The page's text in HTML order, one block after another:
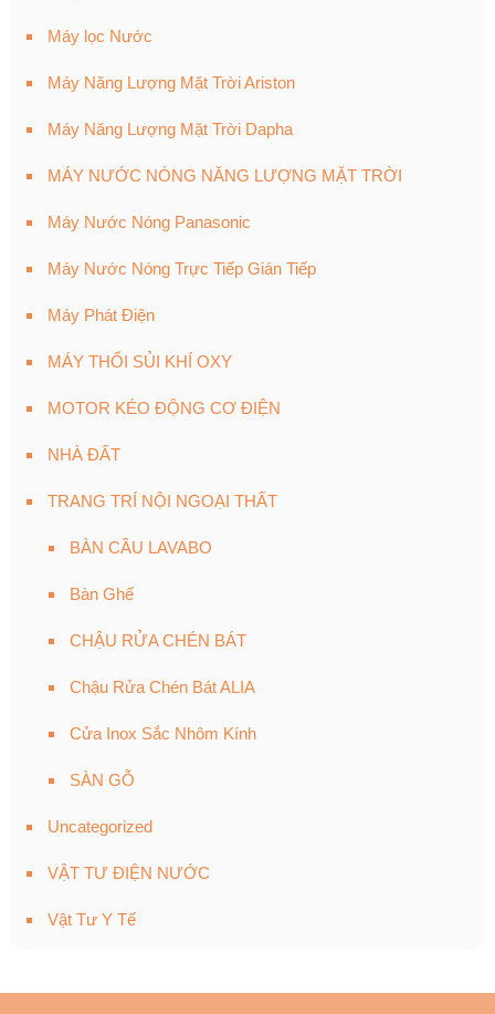
Máy lọc Nước
Máy Năng Lượng Mặt Trời Ariston
Máy Năng Lượng Mặt Trời Dapha
MÁY NƯỚC NÓNG NĂNG LƯỢNG MẶT TRỜI
Máy Nước Nóng Panasonic
Máy Nước Nóng Trực Tiếp Gián Tiếp
Máy Phát Điện
MÁY THỔI SỦI KHÍ OXY
MOTOR KÉO ĐỘNG CƠ ĐIỆN
NHÀ ĐẤT
TRANG TRÍ NỘI NGOẠI THẤT
BÀN CẦU LAVABO
Bàn Ghế
CHẬU RỬA CHÉN BÁT
Chậu Rửa Chén Bát ALIA
Cửa Inox Sắc Nhôm Kính
SÀN GỖ
Uncategorized
VẬT TƯ ĐIỆN NƯỚC
Vật Tư Y Tế